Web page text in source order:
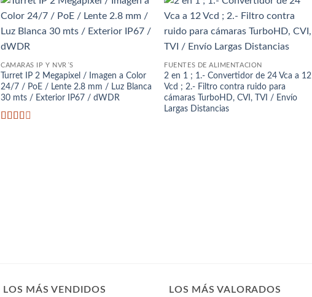
Añadir
a la
CÁMARAS IP Y NVR´S
Turret IP 2 Megapixel / Imagen a Color
24/7 / PoE / Lente 2.8 mm / Luz Blanca
30 mts / Exterior IP67 / dWDR
Añadir
a la
FUENTES DE ALIMENTACIÓN
2 en 1 ; 1.- Convertidor de 24 Vca a 12
Vcd ; 2.- Filtro contra ruido para
cámaras TurboHD, CVI, TVI / Envío
Largas Distancias
LOS MÁS VENDIDOS LOS MÁS VALORADOS